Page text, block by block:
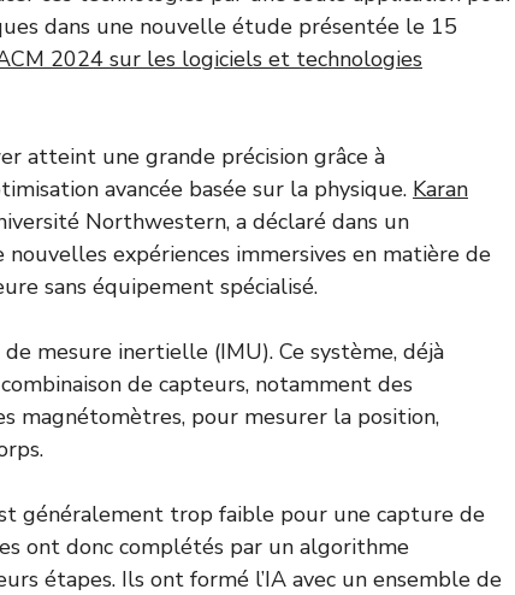
dans une nouvelle étude présentée le 15
2024 sur les logiciels et technologies
atteint une grande précision grâce à
avancée basée sur la physique. Karan
Northwestern, a déclaré dans un
nouvelles expériences immersives en matière de
sans équipement spécialisé.
de mesure inertielle (IMU). Ce système, déjà
de capteurs, notamment des
magnétomètres, pour mesurer la position,
généralement trop faible pour une capture de
ont donc complétés par un algorithme
étapes. Ils ont formé l’IA avec un ensemble de